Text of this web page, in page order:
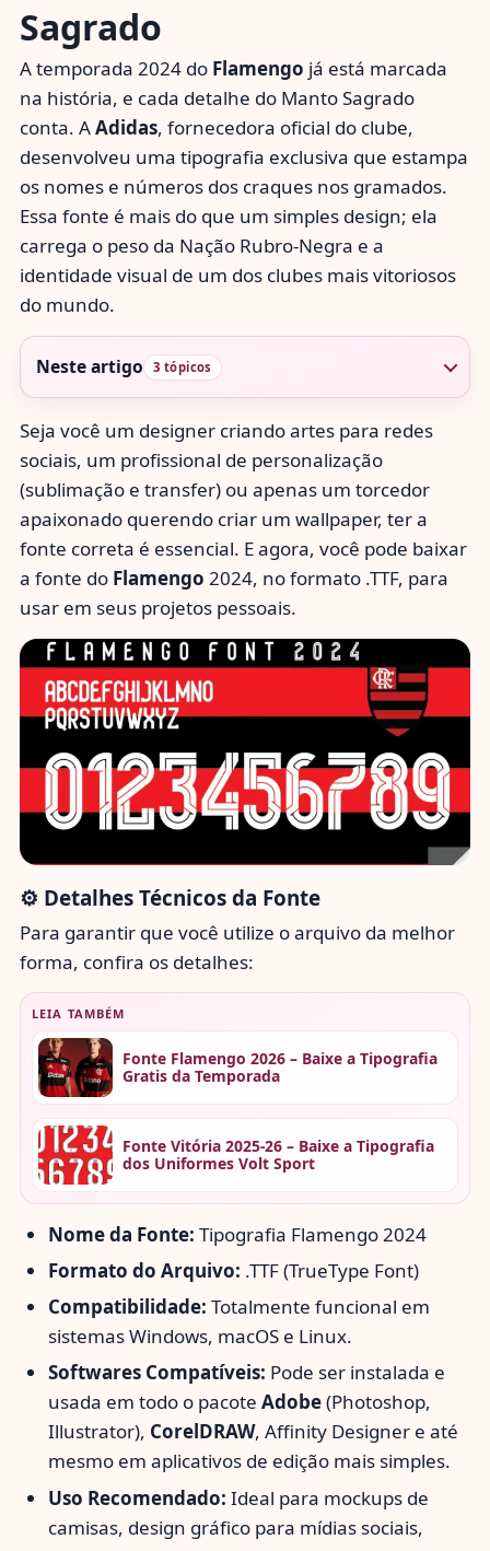
Sagrado
A temporada 2024 do Flamengo já está marcada
na história, e cada detalhe do Manto Sagrado
conta. AAdidas, fornecedora oficial do clube,
desenvolveu uma tipografia exclusiva que estampa
os nomes e números dos craques nos gramados.
Essa fonte é mais do que um simples design; ela
carrega o peso da Nação Rubro-Negra e a
identidade visual de um dos clubes mais vitoriosos
do mundo.
Neste artigo 3 tópicos
Seja você um designer criando artes para redes
sociais, um profissional de personalização
(sublimação e transfer) ou apenas um torcedor
apaixonado querendo criar um wallpaper, ter a
fonte correta é essencial. E agora, você pode baixar
a fonte do Flamengo 2024, no formato .TTF, para
usar em seus projetos pessoais.
⚙️ Detalhes Técnicos da Fonte
Para garantir que você utilize o arquivo da melhor
forma, confira os detalhes:
LEIA TAMBÉM
Fonte Flamengo 2026 – Baixe a Tipografia
Gratis da Temporada
Fonte Vitória 2025-26 – Baixe a Tipografia
dos Uniformes Volt Sport
Nome da Fonte: Tipografia Flamengo 2024
Formato do Arquivo: .TTF (TrueType Font)
Compatibilidade: Totalmente funcional em
sistemas Windows, macOS e Linux.
Softwares Compatíveis: Pode ser instalada e
usada em todo o pacote Adobe(Photoshop,
Illustrator), CorelDRAW, Affinity Designer e até
mesmo em aplicativos de edição mais simples.
Uso Recomendado: Ideal para mockups de
camisas, design gráfico para mídias sociais,